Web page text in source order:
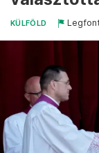
KÜLFÖLD